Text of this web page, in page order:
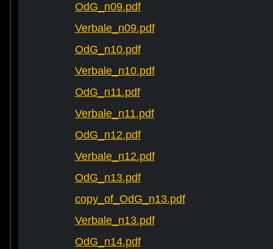
OdG_n09.pdf
Verbale_n09.pdf
OdG_n10.pdf
Verbale_n10.pdf
OdG_n11.pdf
Verbale_n11.pdf
OdG_n12.pdf
Verbale_n12.pdf
OdG_n13.pdf
copy_of_OdG_n13.pdf
Verbale_n13.pdf
OdG_n14.pdf